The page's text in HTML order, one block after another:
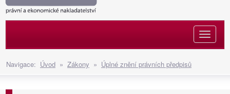
Navigace: Úvod » Zákony » Úplné znění právních předpisů